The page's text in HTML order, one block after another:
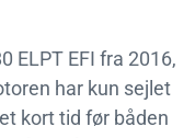
ELPT EFI fra 2016,
har kun sejlet
kort tid før båden